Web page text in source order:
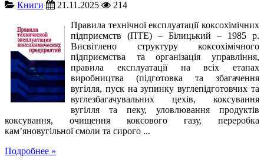
Книги 21.11.2025
214
Правила технічної експлуатації коксохімічних
підприємств (ПТЕ) – Білицький – 1985 р.
Висвітлено структуру коксохімічного
підприємства та організація управління,
правила експлуатації на всіх етапах
виробництва (підготовка та збагачення
вугілля, пуск на зупинку вуглепідготовчих та
вуглезбагачувальних цехів, коксування
вугілля та пеку, уловлювання продуктів
коксування, очищення коксового газу, переробка
кам’яновугільної смоли та сирого ...
Подробнее »